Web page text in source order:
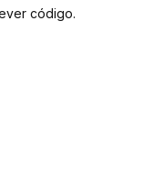
código.